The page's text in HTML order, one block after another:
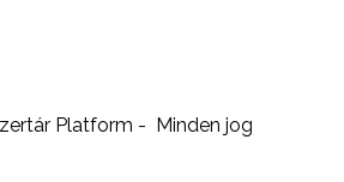
Platform - Minden jog